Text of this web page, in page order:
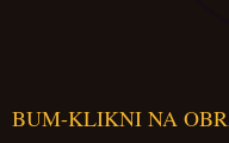
BUM-KLIKNI NA